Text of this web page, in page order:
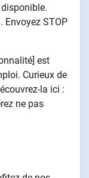
Envoyez STOP
est
Curieux de
la ici :
ne pas